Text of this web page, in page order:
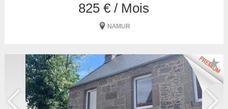
825 € / Mois
NAMUR
★